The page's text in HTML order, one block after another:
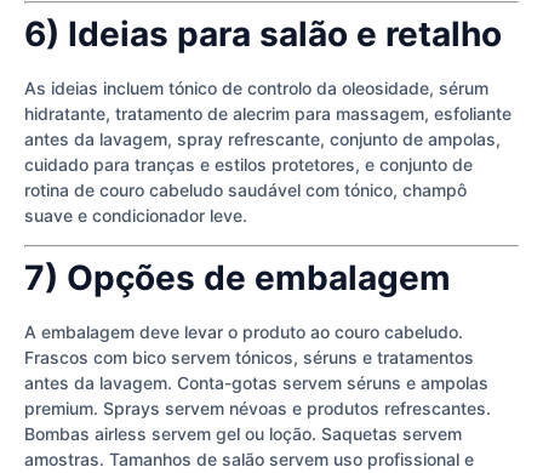
6) Ideias para salão e retalho
As ideias incluem tónico de controlo da oleosidade, sérum
hidratante, tratamento de alecrim para massagem, esfoliante
antes da lavagem, spray refrescante, conjunto de ampolas,
cuidado para tranças e estilos protetores, e conjunto de
rotina de couro cabeludo saudável com tónico, champô
suave e condicionador leve.
7) Opções de embalagem
A embalagem deve levar o produto ao couro cabeludo.
Frascos com bico servem tónicos, séruns e tratamentos
antes da lavagem. Conta-gotas servem séruns e ampolas
premium. Sprays servem névoas e produtos refrescantes.
Bombas airless servem gel ou loção. Saquetas servem
amostras. Tamanhos de salão servem uso profissional e